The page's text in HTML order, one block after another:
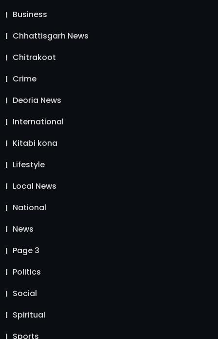
Business
Chhattisgarh News
Chitrakoot
Crime
Deoria News
International
Kitabi kona
Lifestyle
Local News
National
News
Page 3
Politics
Social
Spiritual
Sports